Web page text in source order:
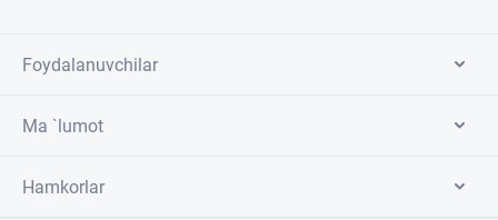
Foydalanuvchilar
Ma `lumot
Hamkorlar